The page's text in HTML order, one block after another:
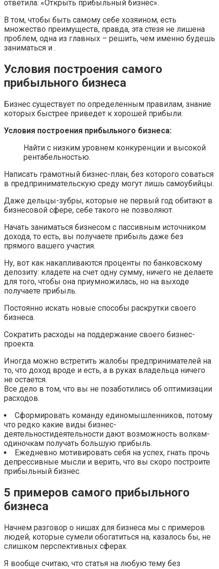
ответила: «Открыть прибыльный бизнес».
В том, чтобы быть самому себе хозяином, есть
множество преимуществ, правда, эта стезя не лишена
проблем, одна из главных – решить, чем именно будешь
заниматься и .
Условия построения самого
прибыльного бизнеса
Бизнес существует по определенным правилам, знание
которых быстрее приведет к хорошей прибыли.
Условия построения прибыльного бизнеса:
Найти с низким уровнем конкуренции и высокой
рентабельностью.
Написать грамотный бизнес-план, без которого соваться
в предпринимательскую среду могут лишь самоубийцы.
Даже дельцы-зубры, которые не первый год обитают в
бизнесовой сфере, себе такого не позволяют.
Начать заниматься бизнесом с пассивным источником
дохода, то есть, вы получаете прибыль даже без
прямого вашего участия.
Ну, вот как накапливаются проценты по банковскому
депозиту: кладете на счет одну сумму, ничего не делаете
для того, чтобы она приумножилась, но на выходе
получаете прибыль.
Постоянно искать новые способы раскрутки своего
бизнеса.
Сократить расходы на поддержание своего бизнес-
проекта.
Иногда можно встретить жалобы предпринимателей на
то, что доход вроде и есть, а в руках владельца ничего
не остается.
Все дело в том, что вы не позаботились об оптимизации
расходов.
Сформировать команду единомышленников, потому
что редко какие виды бизнес-
деятельностидеятельности дают возможность волкам-
одиночкам получать большую прибыль.
Ежедневно мотивировать себя на успех, гнать прочь
депрессивные мысли и верить, что вы скоро построите
прибыльный бизнес.
5 примеров самого прибыльного
бизнеса
Начнем разговор о нишах для бизнеса мы с примеров
людей, которые сумели обогатиться на, казалось бы, не
слишком перспективных сферах.
Я вообще считаю, что статья на любую тему без